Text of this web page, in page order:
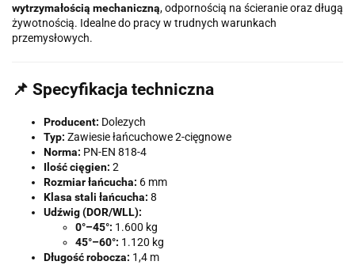
wytrzymałością mechaniczną, odpornością na ścieranie oraz długą
żywotnością. Idealne do pracy w trudnych warunkach
przemysłowych.
📌 Specyfikacja techniczna
Producent: Dolezych
Typ: Zawiesie łańcuchowe 2-cięgnowe
Norma: PN-EN 818-4
Ilość cięgien: 2
Rozmiar łańcucha: 6 mm
Klasa stali łańcucha: 8
Udźwig (DOR/WLL):
0°–45°: 1.600 kg
45°–60°: 1.120 kg
Długość robocza: 1,4 m